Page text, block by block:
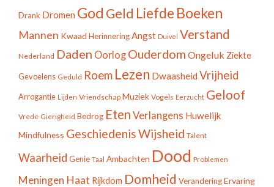
Drank Dromen God Geld Liefde Boeken
Mannen Kwaad HerinneringAngst Duivel Verstand
Nederland Daden Oorlog Ouderdom Ongeluk Ziekte
Gevoelens Geduld Roem Lezen Dwaasheid Vrijheid
Arrogantie Lijden Vriendschap Muziek Vogels Eerzucht Geloof
Vrede Gierigheid Bedrog Eten Verlangens Huwelijk
Mindfulness GeschiedenisWijsheid Talent
Waarheid Genie Taal Ambachten Dood Problemen
Meningen Haat Rijkdom Domheid VeranderingErvaring